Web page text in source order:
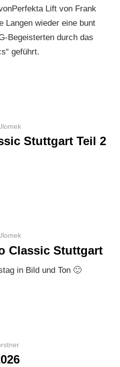
Lift von Frank
Langen wieder eine bunt
Begeisterten durch das
geführt.
Stuttgart Teil 2
Classic Stuttgart
in Bild und Ton 🙂